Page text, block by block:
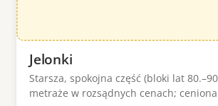
Jelonki
Starsza, spokojna część (bloki lat
metraże w rozsądnych cenach;